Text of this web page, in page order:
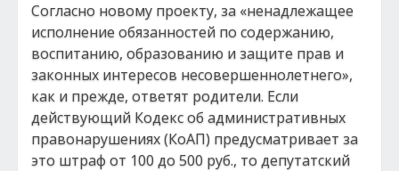
Согласно новому проекту, за «ненадлежащее
исполнение обязанностей по содержанию,
воспитанию, образованию и защите прав и
законных интересов несовершеннолетнего»,
как и прежде, ответят родители. Если
действующий Кодекс об административных
правонарушениях (КоАП) предусматривает за
это штраф от 100 до 500 руб., то депутатский